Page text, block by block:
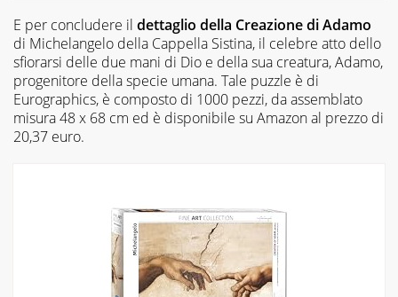
E per concludere il dettaglio della Creazione di Adamo
di Michelangelo della Cappella Sistina, il celebre atto dello
sfiorarsi delle due mani di Dio e della sua creatura, Adamo,
progenitore della specie umana. Tale puzzle è di
Eurographics, è composto di 1000 pezzi, da assemblato
misura 48 x 68 cm ed è disponibile su Amazon al prezzo di
20,37 euro.